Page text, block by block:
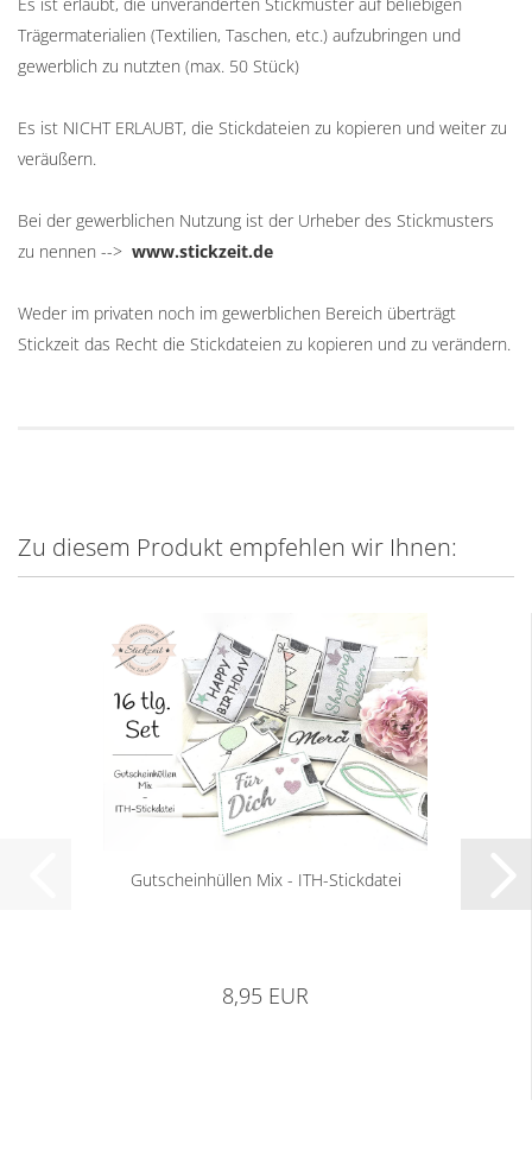
Trägermaterialien (Textilien, Taschen, etc.) aufzubringen und
gewerblich zu nutzten (max. 50 Stück)
Es ist NICHT ERLAUBT, die Stickdateien zu kopieren und weiter zu
veräußern.
Bei der gewerblichen Nutzung ist der Urheber des Stickmusters
zu nennen --> www.stickzeit.de
Weder im privaten noch im gewerblichen Bereich überträgt
Stickzeit das Recht die Stickdateien zu kopieren und zu verändern.
Zu diesem Produkt empfehlen wir Ihnen:
Gutscheinhüllen Mix - ITH-Stickdatei
8,95 EUR